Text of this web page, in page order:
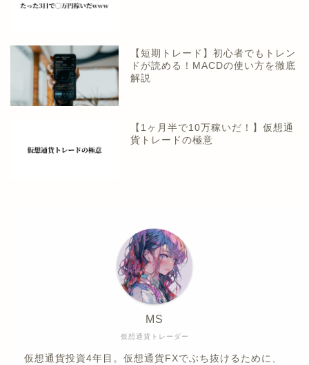
【短期トレード】初心者でもトレン
ドが読める！MACDの使い方を徹底
解説
【1ヶ月半で10万稼いだ！】仮想通
貨トレードの極意
仮想通貨トレーダー
MS
仮想通貨投資4年目。仮想通貨FXでぶち抜けるために、